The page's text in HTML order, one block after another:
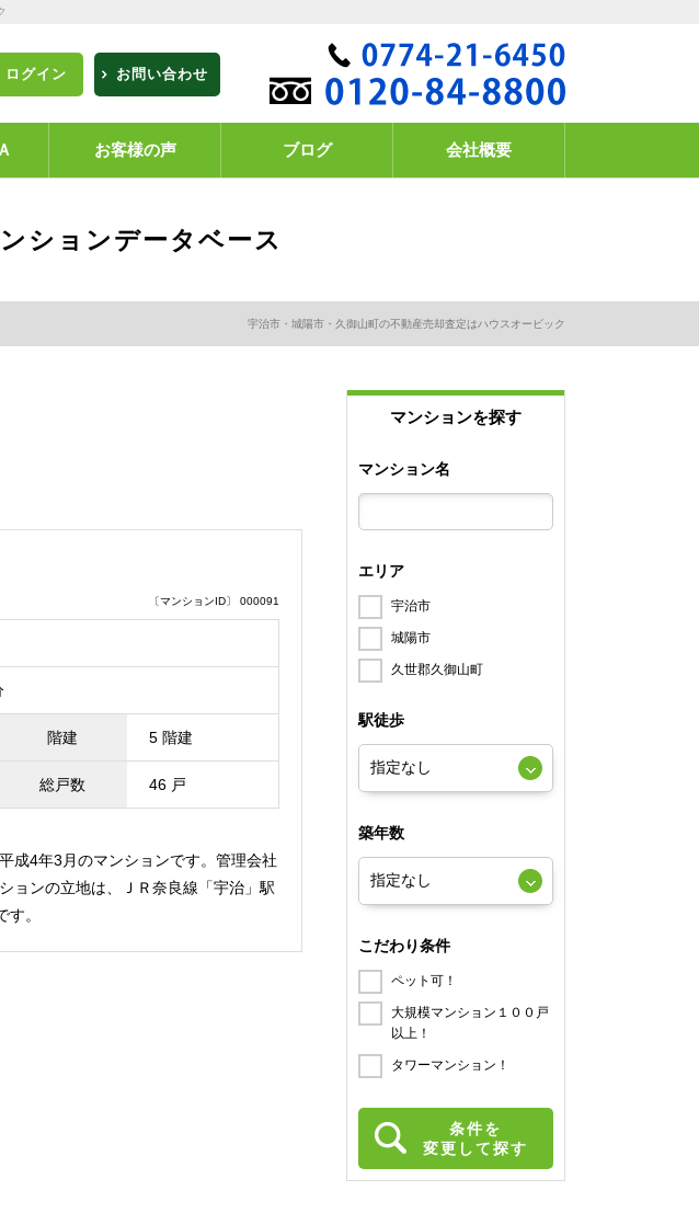
ログイン お問い合わせ
お客様の声 ブログ 会社概要
ションデータベース
宇治市・城陽市・久御山町の不動産売却査定はハウスオービック
〔マンションID〕 000091
階建 5 階建
総戸数 46 戸
成4年3月のマンションです。管理会社
ョンの立地は、ＪＲ奈良線「宇治」駅
。
マンションを探す
マンション名
エリア
宇治市
城陽市
久世郡久御山町
駅徒歩
築年数
こだわり条件
ペット可！
大規模マンション１００戸
以上！
タワーマンション！
条件を
変更して探す